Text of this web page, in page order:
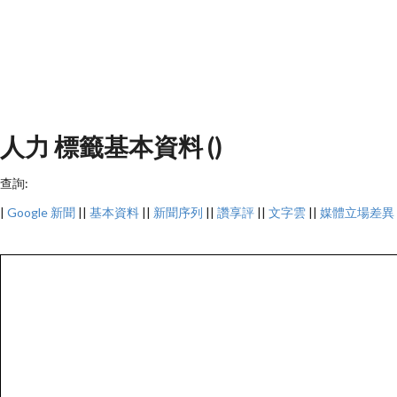
人力 標籤基本資料 ()
查詢:
| Google 新聞 || 基本資料 || 新聞序列 || 讚享評 || 文字雲 || 媒體立場差異